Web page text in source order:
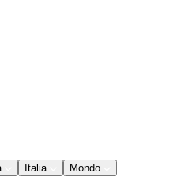
Italia
Mondo